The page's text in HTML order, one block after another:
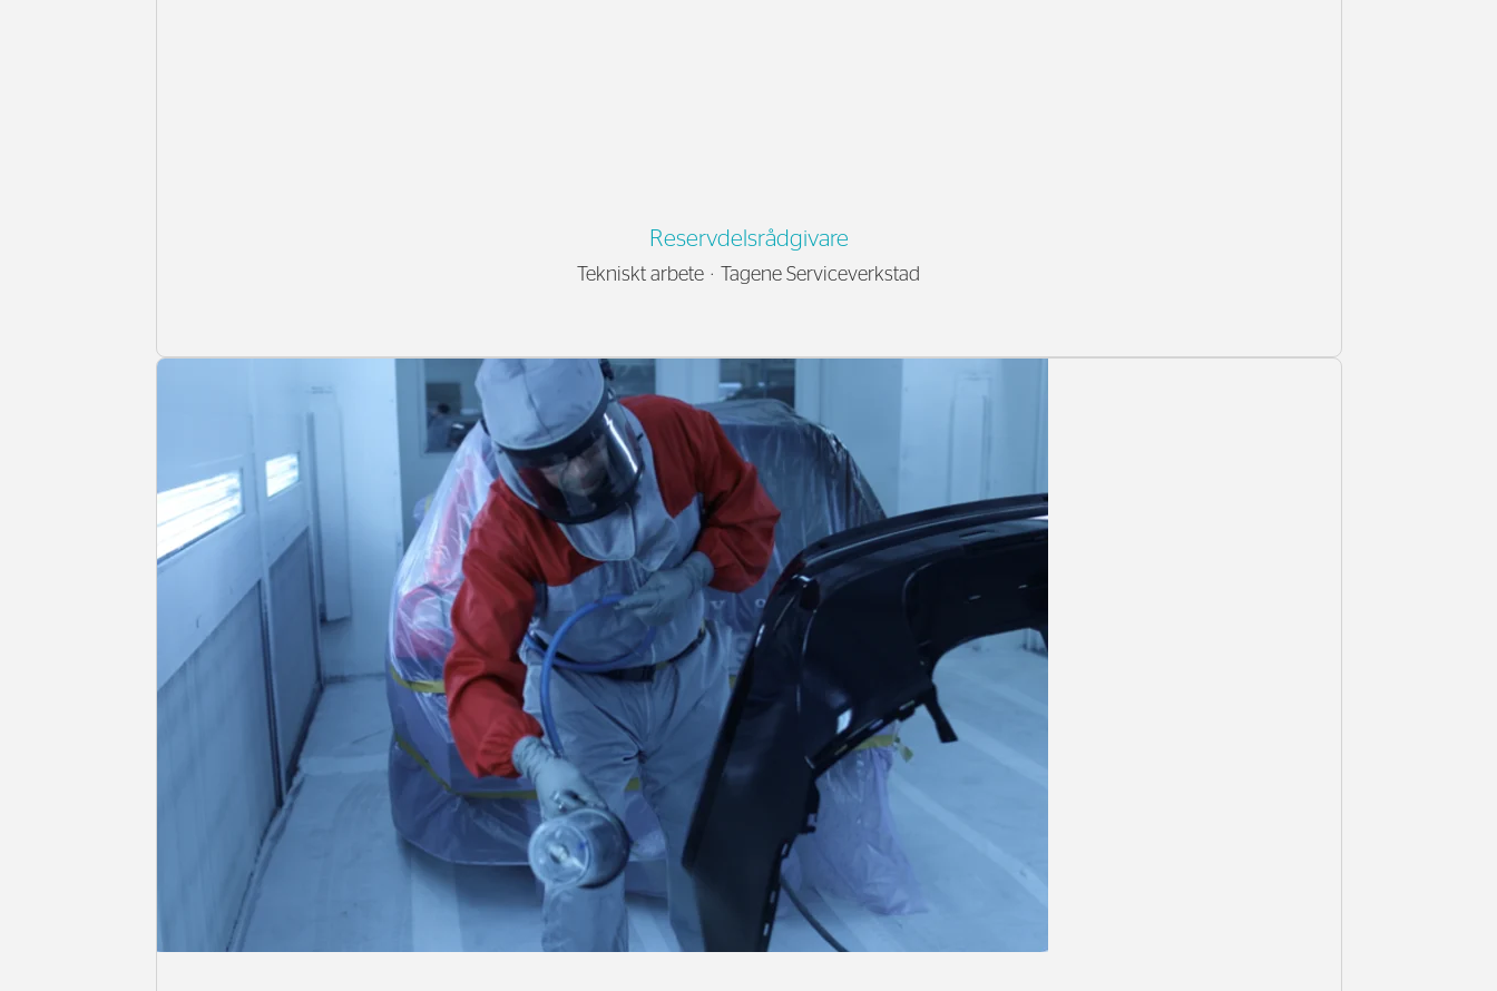
Reservdelsrådgivare
Tekniskt arbete · Tagene Serviceverkstad